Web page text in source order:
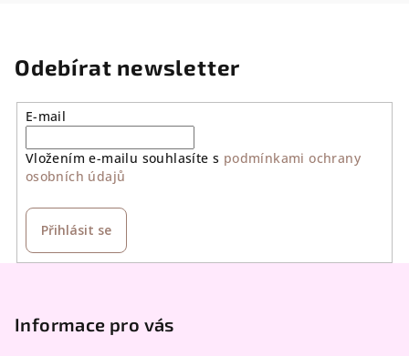
Odebírat newsletter
E-mail
Vložením e-mailu souhlasíte s podmínkami ochrany
osobních údajů
Přihlásit se
Informace pro vás